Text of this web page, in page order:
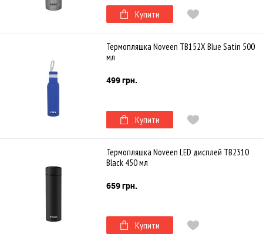
Купити
Термопляшка Noveen TB152X Blue Satin 500
мл
499 грн.
Купити
Термопляшка Noveen LED дисплей TB2310
Black 450 мл
659 грн.
Купити